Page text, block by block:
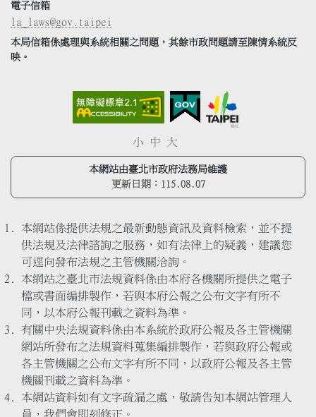
電子信箱
la_laws@gov.taipei
本局信箱係處理與系統相關之問題，其餘市政問題請至陳情系統反
映。
小 中 大
本網站由臺北市政府法務局維護
更新日期： 115.08.07
本網站係提供法規之最新動態資訊及資料檢索，並不提
供法規及法律諮詢之服務，如有法律上的疑義，建議您
可逕向發布法規之主管機關洽詢。
本網站之臺北市法規資料係由本府各機關所提供之電子
檔或書面編排製作，若與本府公報之公布文字有所不
同，以本府公報刊載之資料為準。
有關中央法規資料係由本系統於政府公報及各主管機關
網站所發布之法規資料蒐集編排製作，若與政府公報或
各主管機關之公布文字有所不同，以政府公報及各主管
機關刊載之資料為準。
本網站資料如有文字疏漏之處，敬請告知本網站管理人
員，我們會即刻修正。